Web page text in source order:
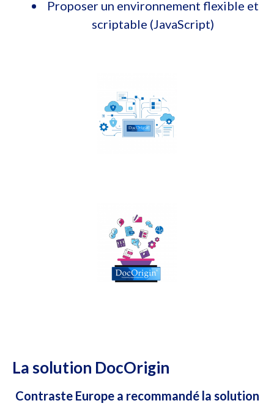
Proposer un environnement flexible et
scriptable (JavaScript)
La solution DocOrigin
Contraste Europe a recommandé la solution